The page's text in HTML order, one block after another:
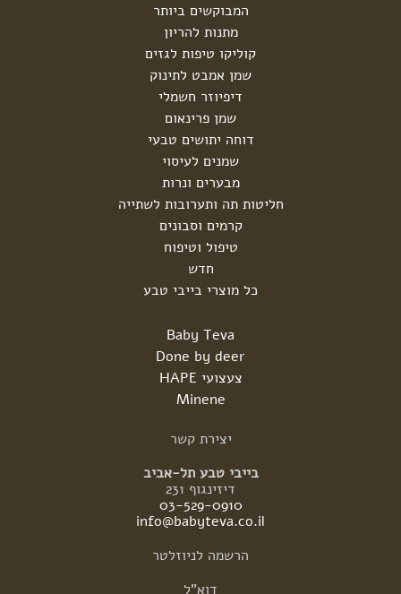
המבוקשים ביותר
מתנות להריון
קוליקו טיפות לגזים
שמן אמבט לתינוק
דיפיוזר חשמלי
שמן פרינאום
דוחה יתושים טבעי
שמנים לעיסוי
מבערים ונרות
חליטות תה ותערובות לשתייה
קרמים וסבונים
טיפול וטיפוח
חדש
כל מוצרי בייבי טבע
Baby Teva
Done by deer
צעצועי HAPE
Minene
יצירת קשר
בייבי טבע תל-אביב
דיזינגוף 231
03-529-0910
info@babyteva.co.il
הרשמה לניוזלטר
דוא"ל